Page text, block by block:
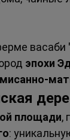
васаби
эпохи
площади,
: